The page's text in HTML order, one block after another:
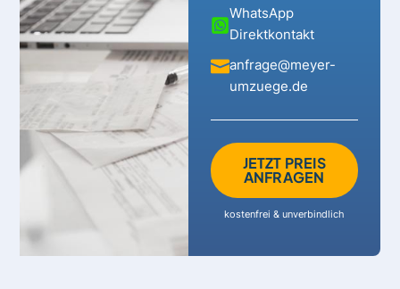
WhatsApp
Direktkontakt
anfrage@meyer-
umzuege.de
JETZT PREIS
ANFRAGEN
kostenfrei & unverbindlich